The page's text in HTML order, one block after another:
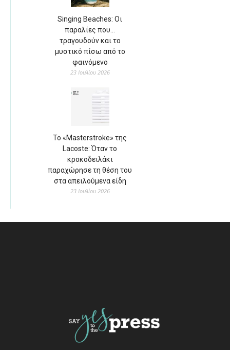
Singing Beaches: Οι
παραλίες που…
τραγουδούν και το
μυστικό πίσω από το
φαινόμενο
23 Ιουλίου 2026
Το «Masterstroke» της
Lacoste: Όταν το
κροκοδειλάκι
παραχώρησε τη θέση του
στα απειλούμενα είδη
23 Ιουλίου 2026